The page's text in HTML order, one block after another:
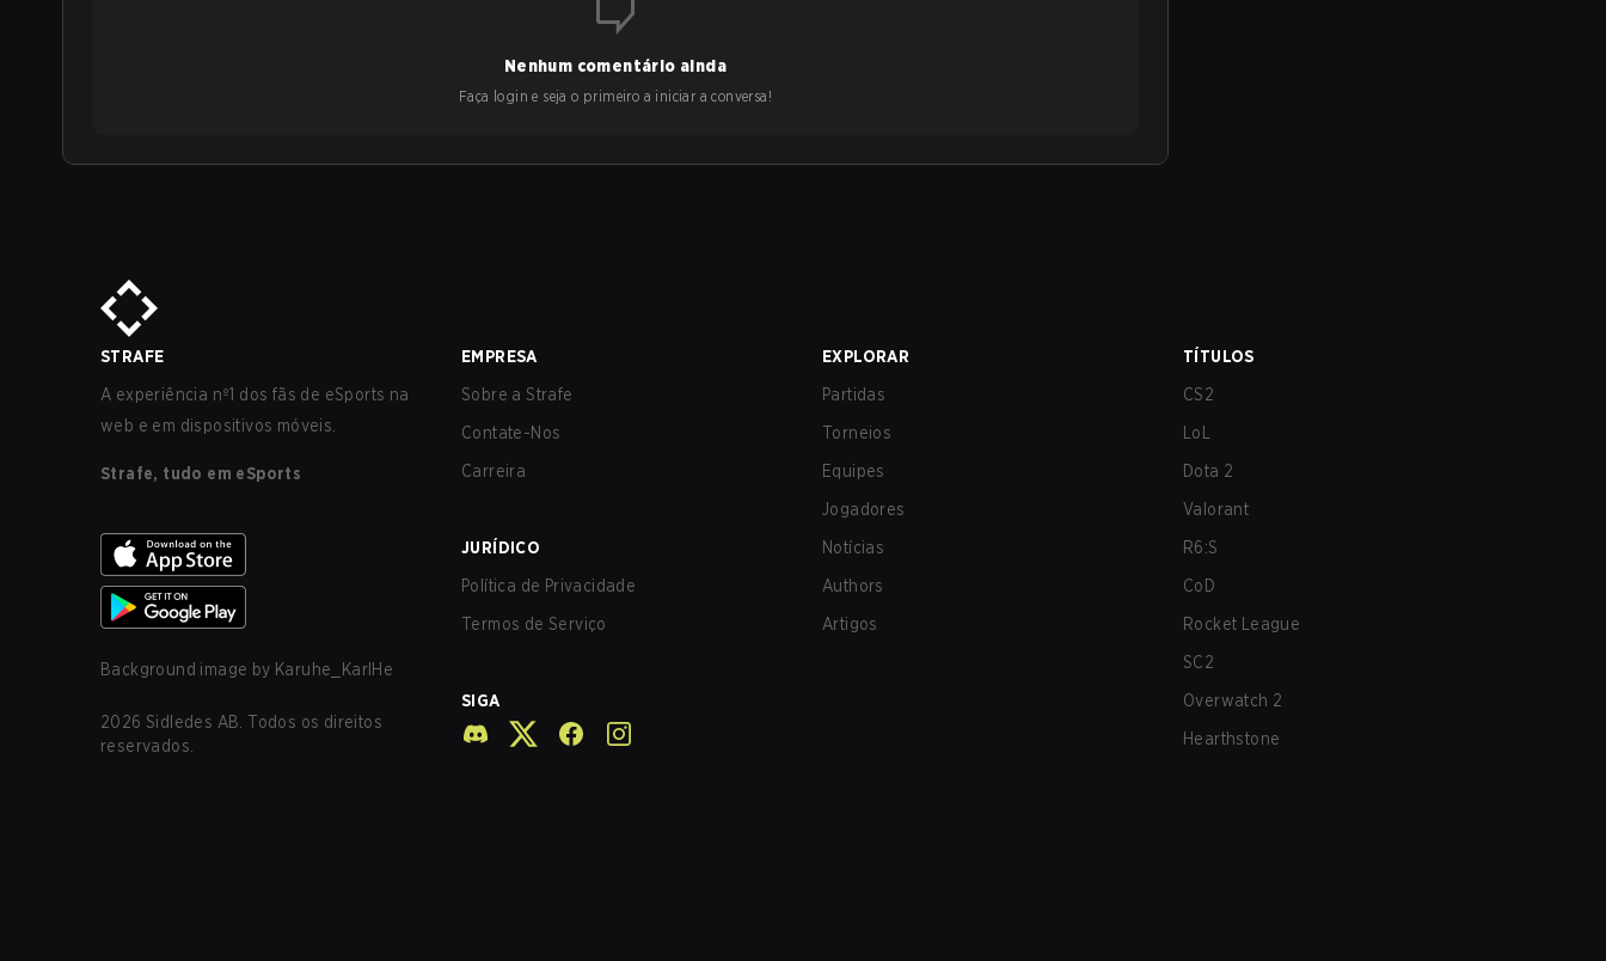
Nenhum comentário ainda
Faça login e seja o primeiro a iniciar a conversa!
STRAFE
A experiência nº1 dos fãs de eSports na
web e em dispositivos móveis.
Strafe, tudo em eSports
Background image by Karuhe_KarlHe
2026 Sidledes AB. Todos os direitos
reservados.
EMPRESA
Sobre a Strafe
Contate-Nos
Carreira
JURÍDICO
Política de Privacidade
Termos de Serviço
SIGA
EXPLORAR
Partidas
Torneios
Equipes
Jogadores
Notícias
Authors
Artigos
TÍTULOS
CS2
LoL
Dota 2
Valorant
R6:S
CoD
Rocket League
SC2
Overwatch 2
Hearthstone